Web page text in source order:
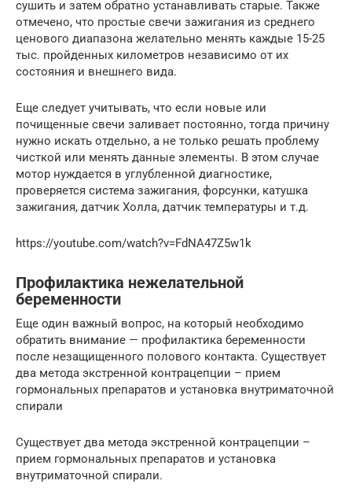
сушить и затем обратно устанавливать старые. Также
отмечено, что простые свечи зажигания из среднего
ценового диапазона желательно менять каждые 15-25
тыс. пройденных километров независимо от их
состояния и внешнего вида.
Еще следует учитывать, что если новые или
почищенные свечи заливает постоянно, тогда причину
нужно искать отдельно, а не только решать проблему
чисткой или менять данные элементы. В этом случае
мотор нуждается в углубленной диагностике,
проверяется система зажигания, форсунки, катушка
зажигания, датчик Холла, датчик температуры и т.д.
https://youtube.com/watch?v=FdNA47Z5w1k
Профилактика нежелательной
беременности
Еще один важный вопрос, на который необходимо
обратить внимание — профилактика беременности
после незащищенного полового контакта. Существует
два метода экстренной контрацепции – прием
гормональных препаратов и установка внутриматочной
спирали
Существует два метода экстренной контрацепции –
прием гормональных препаратов и установка
внутриматочной спирали.